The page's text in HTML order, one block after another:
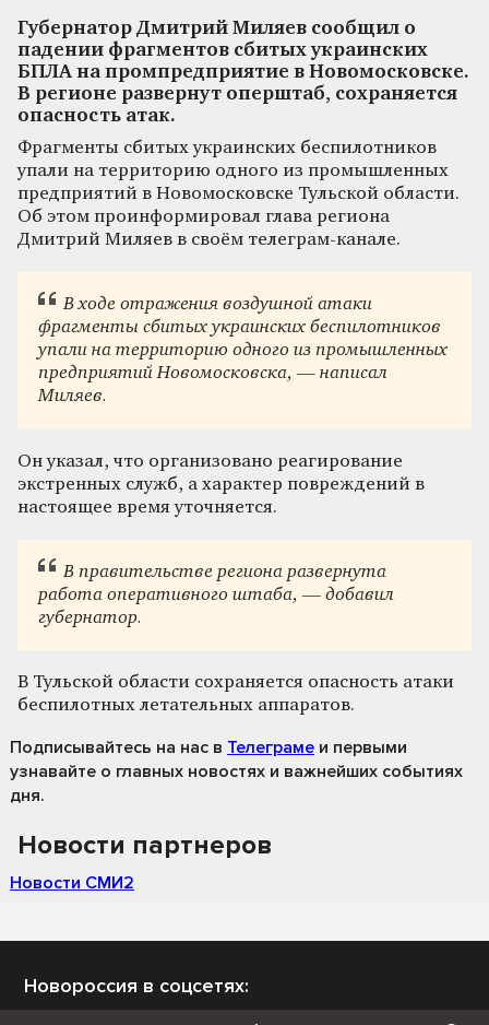
Губернатор Дмитрий Миляев сообщил о
падении фрагментов сбитых украинских
БПЛА на промпредприятие в Новомосковске.
В регионе развернут оперштаб, сохраняется
опасность атак.
Фрагменты сбитых украинских беспилотников
упали на территорию одного из промышленных
предприятий в Новомосковске Тульской области.
Об этом проинформировал глава региона
Дмитрий Миляев в своём телеграм-канале.
В ходе отражения воздушной атаки
фрагменты сбитых украинских беспилотников
упали на территорию одного из промышленных
предприятий Новомосковска, — написал
Миляев.
Он указал, что организовано реагирование
экстренных служб, а характер повреждений в
настоящее время уточняется.
В правительстве региона развернута
работа оперативного штаба, — добавил
губернатор.
В Тульской области сохраняется опасность атаки
беспилотных летательных аппаратов.
Подписывайтесь на нас в Телеграме и первыми
узнавайте о главных новостях и важнейших событиях
дня.
Новости партнеров
Новости СМИ2
Новороссия в соцсетях: